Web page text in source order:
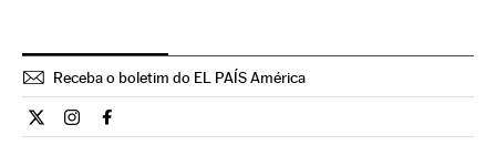
Receba o boletim do EL PAÍS América
Internacional El País Brasil en Twitter
Internacional El País Brasil en Instagram
Internacional El País Brasil en Facebook